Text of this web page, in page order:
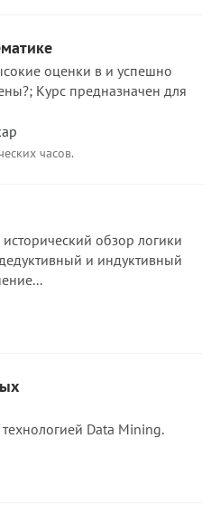
оценки в и успешно
Курс предназначен для
часов.
обзор логики
и индуктивный
Data Mining.